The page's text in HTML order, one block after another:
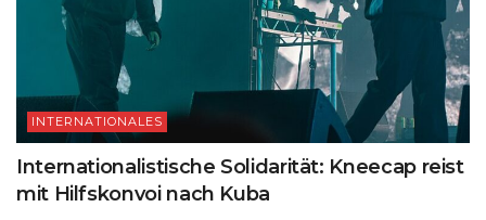
INTERNATIONALES
Internationalistische Solidarität: Kneecap reist
mit Hilfskonvoi nach Kuba